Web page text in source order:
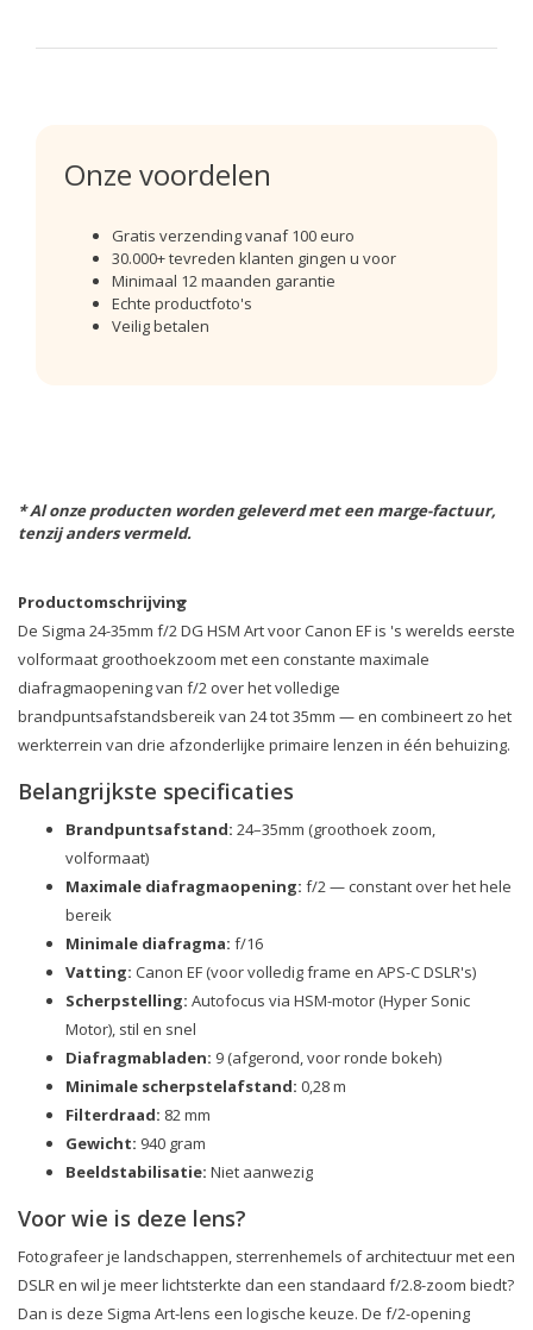
Onze voordelen
Gratis verzending vanaf 100 euro
30.000+ tevreden klanten gingen u voor
Minimaal 12 maanden garantie
Echte productfoto's
Veilig betalen
* Al onze producten worden geleverd met een marge-factuur,
tenzij anders vermeld.
Productomschrijving
De Sigma 24-35mm f/2 DG HSM Art voor Canon EF is 's werelds eerste
volformaat groothoekzoom met een constante maximale
diafragmaopening van f/2 over het volledige
brandpuntsafstandsbereik van 24 tot 35mm — en combineert zo het
werkterrein van drie afzonderlijke primaire lenzen in één behuizing.
Belangrijkste specificaties
Brandpuntsafstand: 24–35mm (groothoek zoom,
volformaat)
Maximale diafragmaopening: f/2 — constant over het hele
bereik
Minimale diafragma: f/16
Vatting: Canon EF (voor volledig frame en APS-C DSLR's)
Scherpstelling: Autofocus via HSM-motor (Hyper Sonic
Motor), stil en snel
Diafragmabladen: 9 (afgerond, voor ronde bokeh)
Minimale scherpstelafstand: 0,28 m
Filterdraad: 82 mm
Gewicht: 940 gram
Beeldstabilisatie: Niet aanwezig
Voor wie is deze lens?
Fotografeer je landschappen, sterrenhemels of architectuur met een
DSLR en wil je meer lichtsterkte dan een standaard f/2.8-zoom biedt?
Dan is deze Sigma Art-lens een logische keuze. De f/2-opening